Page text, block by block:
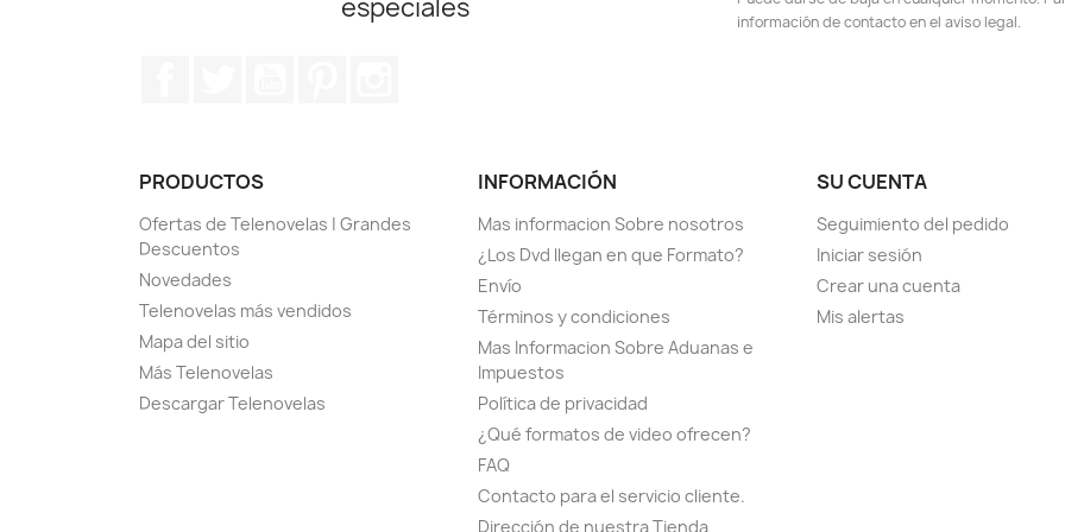
especiales
información de contacto en el aviso legal.
PRODUCTOS
Ofertas de Telenovelas | Grandes
Descuentos
Novedades
Telenovelas más vendidos
Mapa del sitio
Más Telenovelas
Descargar Telenovelas
INFORMACIÓN
Mas informacion Sobre nosotros
¿Los Dvd llegan en que Formato?
Envío
Términos y condiciones
Mas Informacion Sobre Aduanas e
Impuestos
Política de privacidad
¿Qué formatos de video ofrecen?
FAQ
Contacto para el servicio cliente.
Dirección de nuestra Tienda
SU CUENTA
Seguimiento del pedido
Iniciar sesión
Crear una cuenta
Mis alertas